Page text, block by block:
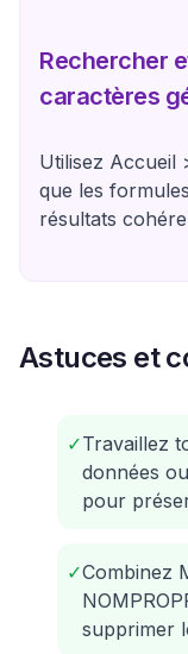
Rechercher
caractères
Utilisez Accueil
que les
résultats
Astuces et
✓Travaillez
données
pour
✓Combinez
supprimer